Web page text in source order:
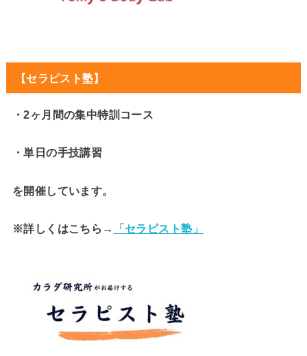
【セラピスト塾】
・2ヶ月間の集中特訓コース
・単日の手技講習
を開催しています。
※詳しくはこちら→ 「セラピスト塾」